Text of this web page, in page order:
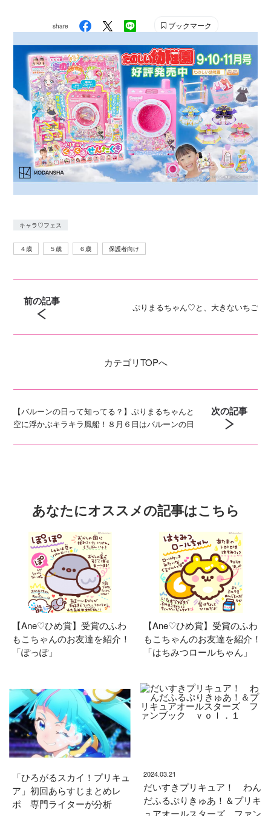
いい」をお届けします。
share ブックマーク
キャラ♡フェス
４歳 ５歳 ６歳 保護者向け
前の記事 ぷりまるちゃん♡と、大きないちご
カテゴリTOPへ
【バルーンの日って知ってる？】ぷりまるちゃんと
空に浮かぶキラキラ風船！８月６日はバルーンの日
次の記事
あなたにオススメの記事はこちら
【Ane♡ひめ賞】受賞のふわ
もこちゃんのお友達を紹介！
「ぽっぽ」
【Ane♡ひめ賞】受賞のふわ
もこちゃんのお友達を紹介！
「はちみつロールちゃん」
「ひろがるスカイ！プリキュ
ア」初回あらすじまとめレ
ポ 専門ライターが分析
2024.03.21
だいすきプリキュア！ わん
だふるぷりきゅあ！＆プリキ
ュアオールスターズ ファン